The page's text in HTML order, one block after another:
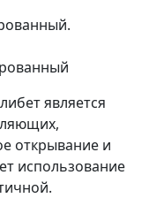
является
открывание и
использование